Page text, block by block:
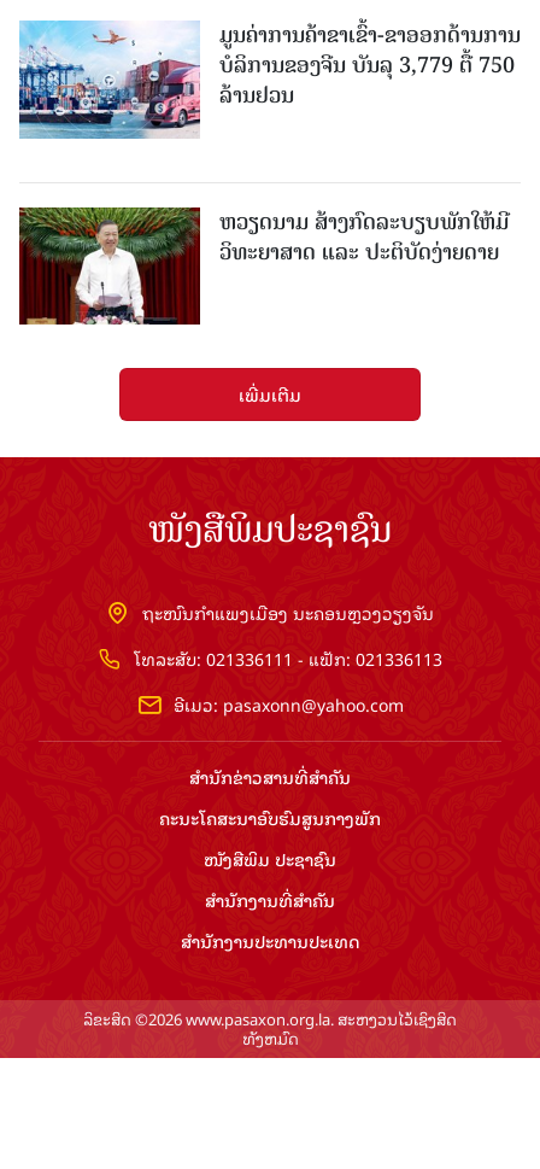
ມູນຄ່າການຄ້າຂາເຂົ້າ-ຂາອອກດ້ານການ
ບໍລິການຂອງຈີນ ບັນລຸ 3,779 ຕື້ 750
ລ້ານຢວນ
ຫວຽດນາມ ສ້າງກົດລະບຽບພັກໃຫ້ມີ
ວິທະຍາສາດ ແລະ ປະຕິບັດງ່າຍດາຍ
ເພີ່ມເຕີມ
ໜັງສືພິມປະຊາຊົນ
ຖະໜົນກຳແພງເມືອງ ນະຄອນຫຼວງວຽງຈັນ
ໂທລະສັບ: 021336111 - ແຟັກ: 021336113
ອີເມວ: pasaxonn@yahoo.com
ສຳ​ນັກ​ຂ່າວ​ສານ​ທີ່​ສຳ​ຄັນ​
ຄະນະໂຄສະນາອົບຮົມ​ສູນ​ກາງ​ພັກ
ໜັງສືພິມ ປະ​ຊາ​ຊົນ
ສຳ​ນັກ​ງານ​ທີ່​ສຳ​ຄັນ
ສຳ​ນັກ​ງານ​ປະ​ທານ​ປະ​ເທດ
ລິຂະສິດ ©2026 www.pasaxon.org.la. ສະຫງວນໄວ້ເຊິງສິດ
ທັງຫມົດ